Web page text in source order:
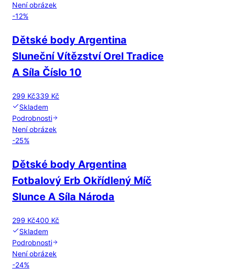
Není obrázek
-12%
Dětské body Argentina
Sluneční Vítězství Orel Tradice
A Síla Číslo 10
299 Kč339 Kč
Skladem
Podrobnosti
Není obrázek
-25%
Dětské body Argentina
Fotbalový Erb Okřídlený Míč
Slunce A Síla Národa
299 Kč400 Kč
Skladem
Podrobnosti
Není obrázek
-24%